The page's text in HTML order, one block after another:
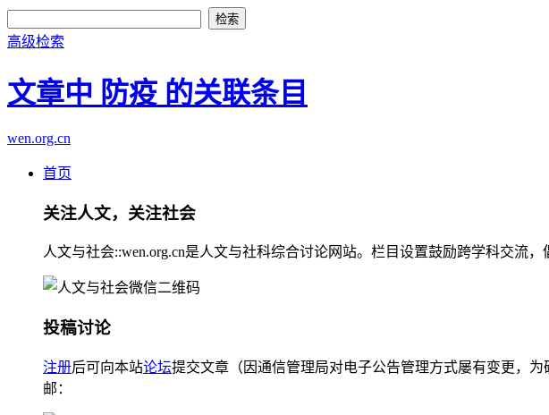
高级检索
文章中 防疫 的关联条目
wen.org.cn
首页
关注人文，关注社会
人文与社会::wen.org.cn是人文与社科综合讨论网站。栏目设置鼓励跨学科交流
投稿讨论
注册后可向本站论坛提交文章（因通信管理局对电子公告管理方式屡有变更，
邮：